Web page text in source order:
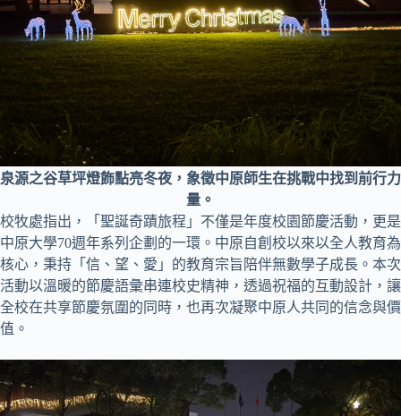
泉源之谷草坪燈飾點亮冬夜，象徵中原師生在挑戰中找到前行力
量。
校牧處指出，「聖誕奇蹟旅程」不僅是年度校園節慶活動，更是
中原大學70週年系列企劃的一環。中原自創校以來以全人教育為
核心，秉持「信、望、愛」的教育宗旨陪伴無數學子成長。本次
活動以溫暖的節慶語彙串連校史精神，透過祝福的互動設計，讓
全校在共享節慶氛圍的同時，也再次凝聚中原人共同的信念與價
值。